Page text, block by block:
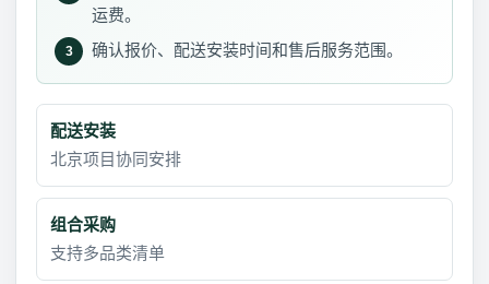
运费。
3 确认报价、配送安装时间和售后服务范围。
配送安装
北京项目协同安排
组合采购
支持多品类清单